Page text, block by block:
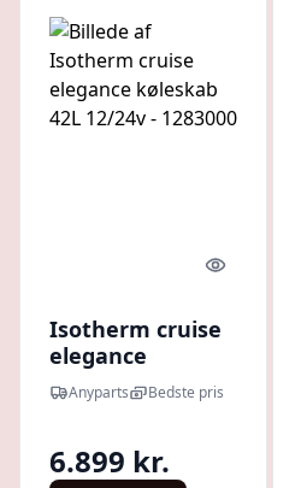
Quick look
Isotherm cruise
elegance
køleskab 42L
12/24v - 1283000
Anyparts Bedste pris
6.899 kr.